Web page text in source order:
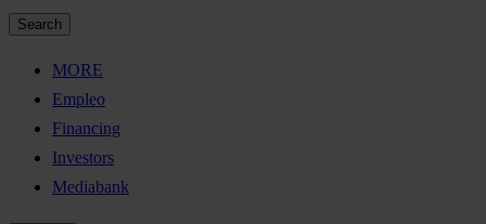
Search
MORE
Empleo
Financing
Investors
Mediabank